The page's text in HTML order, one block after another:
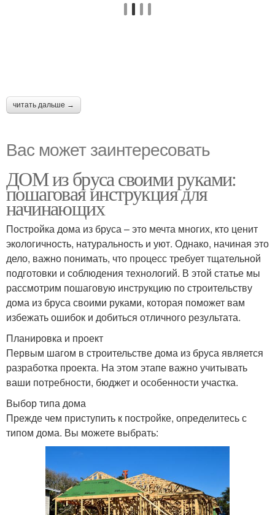
читать дальше →
Вас может заинтересовать
ДОМ из бруса своими руками:
пошаговая инструкция для
начинающих
Постройка дома из бруса – это мечта многих, кто ценит
экологичность, натуральность и уют. Однако, начиная это
дело, важно понимать, что процесс требует тщательной
подготовки и соблюдения технологий. В этой статье мы
рассмотрим пошаговую инструкцию по строительству
дома из бруса своими руками, которая поможет вам
избежать ошибок и добиться отличного результата.
Планировка и проект
Первым шагом в строительстве дома из бруса является
разработка проекта. На этом этапе важно учитывать
ваши потребности, бюджет и особенности участка.
Выбор типа дома
Прежде чем приступить к постройке, определитесь с
типом дома. Вы можете выбрать: